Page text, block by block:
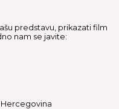
predstavu, prikazati film
nam se javite:
Hercegovina